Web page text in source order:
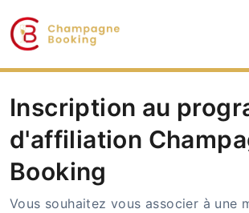
Inscription au
d'affiliation
Booking
Vous souhaitez vous associer à une